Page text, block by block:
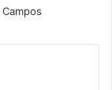
Campos